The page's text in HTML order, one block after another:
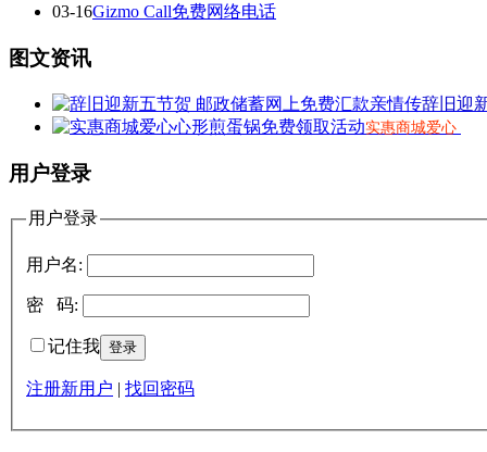
03-16Gizmo Call免费网络电话
图文资讯
辞旧迎
实惠商城爱心
用户登录
用户登录
用户名:
密 码:
记住我
注册新用户 | 找回密码